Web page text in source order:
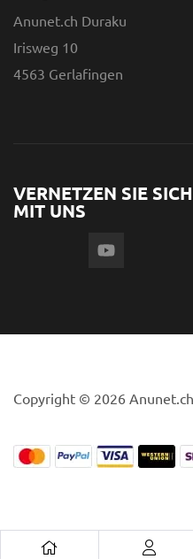
Anunet.ch Duraku
Irisweg 10
4563 Gerlafingen
VERNETZEN SIE SICH
MIT UNS
Copyright © 2026